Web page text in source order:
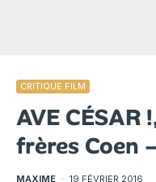
CRITIQUE FILM
AVE
frères Coen
MAXIME · 19 FÉVRIER 2016